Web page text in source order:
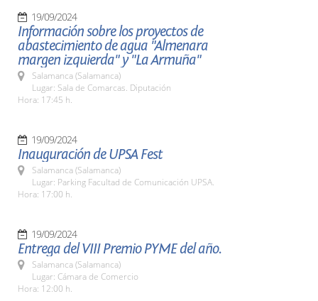
19/09/2024
Información sobre los proyectos de
abastecimiento de agua "Almenara
margen izquierda" y "La Armuña"
Salamanca (Salamanca)
Lugar: Sala de Comarcas. Diputación
Hora: 17:45 h.
19/09/2024
Inauguración de UPSA Fest
Salamanca (Salamanca)
Lugar: Parking Facultad de Comunicación UPSA.
Hora: 17:00 h.
19/09/2024
Entrega del VIII Premio PYME del año.
Salamanca (Salamanca)
Lugar: Cámara de Comercio
Hora: 12:00 h.